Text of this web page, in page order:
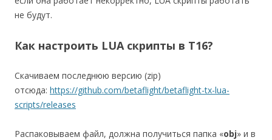
не будут.
Как настроить LUA скрипты в T16?
Скачиваем последнюю версию (zip)
отсюда: https://github.com/betaflight/betaflight-tx-lua-
scripts/releases
Распаковываем файл, должна получиться папка «obj» и в